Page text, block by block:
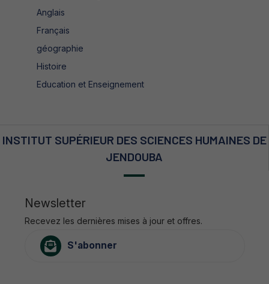
Anglais
Français
géographie
Histoire
Education et Enseignement
INSTITUT SUPÉRIEUR DES SCIENCES HUMAINES DE
JENDOUBA
Newsletter
Recevez les dernières mises à jour et offres.
S'abonner